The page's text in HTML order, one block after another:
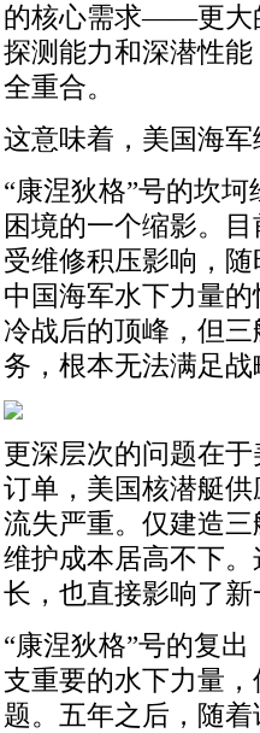
的核心需求——更大
探测能力和深潜性
全重合。
这意味着，美国海
“康涅狄格”号的坎
困境的一个缩影。
受维修积压影响，
中国海军水下力量
冷战后的顶峰，但
务，根本无法满足战
更深层次的问题在
订单，美国核潜艇
流失严重。仅建造
维护成本居高不下
长，也直接影响了
“康涅狄格”号的复
支重要的水下力量
题。五年之后，随